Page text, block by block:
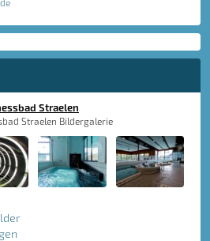
Straelen
Straelen Bildergalerie